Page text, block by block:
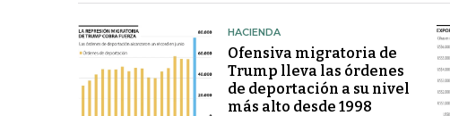
HACIENDA
Ofensiva migratoria de
Trump lleva las órdenes
de deportación a su nivel
más alto desde 1998